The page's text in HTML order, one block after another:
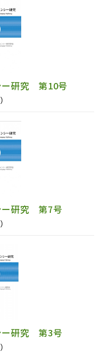
ー研究 第10号
ー研究 第7号
ー研究 第3号